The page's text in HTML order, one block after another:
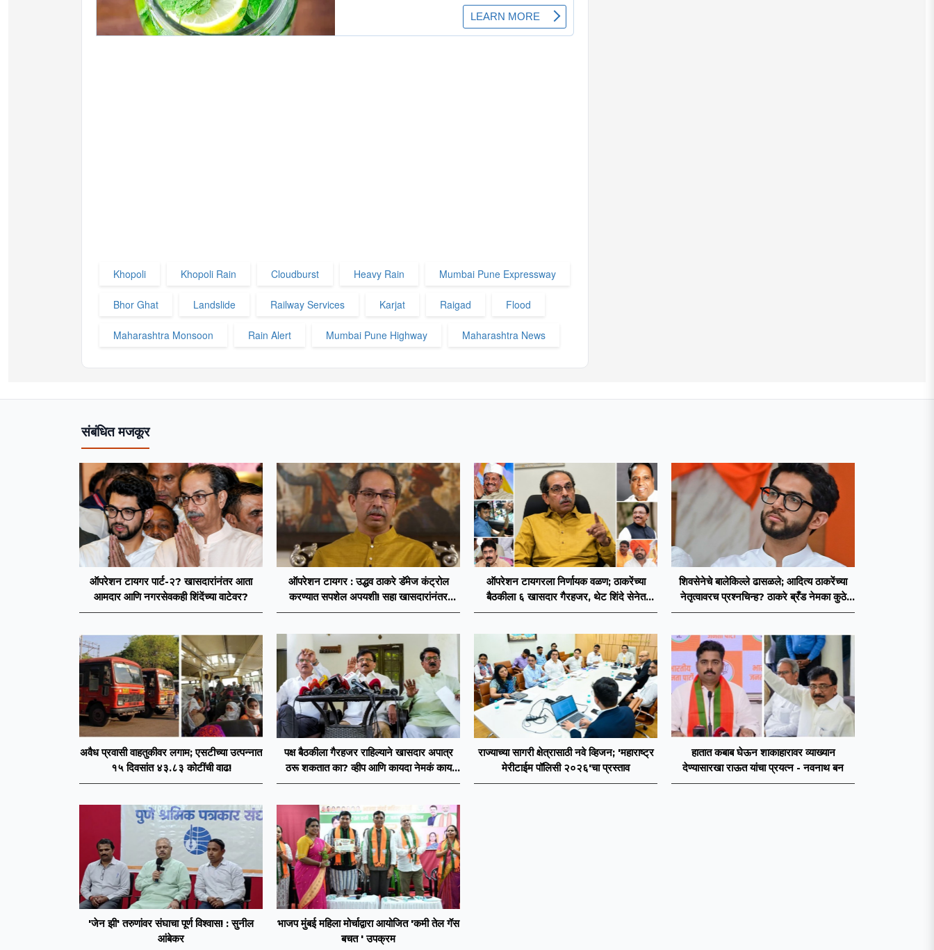
Khopoli Khopoli Rain Cloudburst Heavy Rain Mumbai Pune Expressway
Bhor Ghat Landslide Railway Services Karjat Raigad Flood
Maharashtra Monsoon Rain Alert Mumbai Pune Highway Maharashtra News
संबंधित मजकूर
ऑपरेशन टायगर पार्ट-२? खासदारांनंतर आता
आमदार आणि नगरसेवकही शिंदेंच्या वाटेवर?
ऑपरेशन टायगर : उद्धव ठाकरे डॅमेज कंट्रोल
करण्यात सपशेल अपयशी! सहा खासदारांनंतर
आमदारांसह नगरसेवकही शिंदेंकडे जाण्याच्या चर्चा
ऑपरेशन टायगरला निर्णायक वळण; ठाकरेंच्या
बैठकीला ६ खासदार गैरहजर, थेट शिंदे सेनेत
विलीन होण्याचा प्रस्ताव?
शिवसेनेचे बालेकिल्ले ढासळले; आदित्य ठाकरेंच्या
नेतृत्वावरच प्रश्नचिन्ह? ठाकरे ब्रँड नेमका कुठे
चुकला?
अवैध प्रवासी वाहतुकीवर लगाम; एसटीच्या उत्पन्नात
१५ दिवसांत ४३.८३ कोटींची वाढ!
पक्ष बैठकीला गैरहजर राहिल्याने खासदार अपात्र
ठरू शकतात का? व्हीप आणि कायदा नेमकं काय
सांगतो?
राज्याच्या सागरी क्षेत्रासाठी नवे व्हिजन; 'महाराष्ट्र
मेरीटाईम पॉलिसी २०२६'चा प्रस्ताव
हातात कबाब घेऊन शाकाहारावर व्याख्यान
देण्यासारखा राऊत यांचा प्रयत्न - नवनाथ बन
'जेन झी' तरुणांवर संघाचा पूर्ण विश्वास! : सुनील
आंबेकर
भाजप मुंबई महिला मोर्चाद्वारा आयोजित 'कमी तेल गॅस
बचत ' उपक्रम